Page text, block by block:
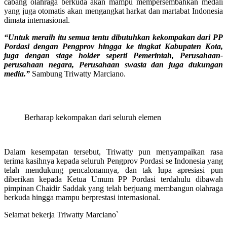
cabang olahraga berkuda akan mampu mempersembahkan medali
yang juga otomatis akan mengangkat harkat dan martabat Indonesia
dimata internasional.
“Untuk meraih itu semua tentu dibutuhkan kekompakan dari PP
Pordasi dengan Pengprov hingga ke tingkat Kabupaten Kota,
juga dengan stage holder seperti Pemerintah, Perusahaan-
perusahaan negara, Perusahaan swasta dan juga dukungan
media.” Sambung Triwatty Marciano.
Berharap kekompakan dari seluruh elemen
Dalam kesempatan tersebut, Triwatty pun menyampaikan rasa
terima kasihnya kepada seluruh Pengprov Pordasi se Indonesia yang
telah mendukung pencalonannya, dan tak lupa apresiasi pun
diberikan kepada Ketua Umum PP Pordasi terdahulu dibawah
pimpinan Chaidir Saddak yang telah berjuang membangun olahraga
berkuda hingga mampu berprestasi internasional.
Selamat bekerja Triwatty Marciano`